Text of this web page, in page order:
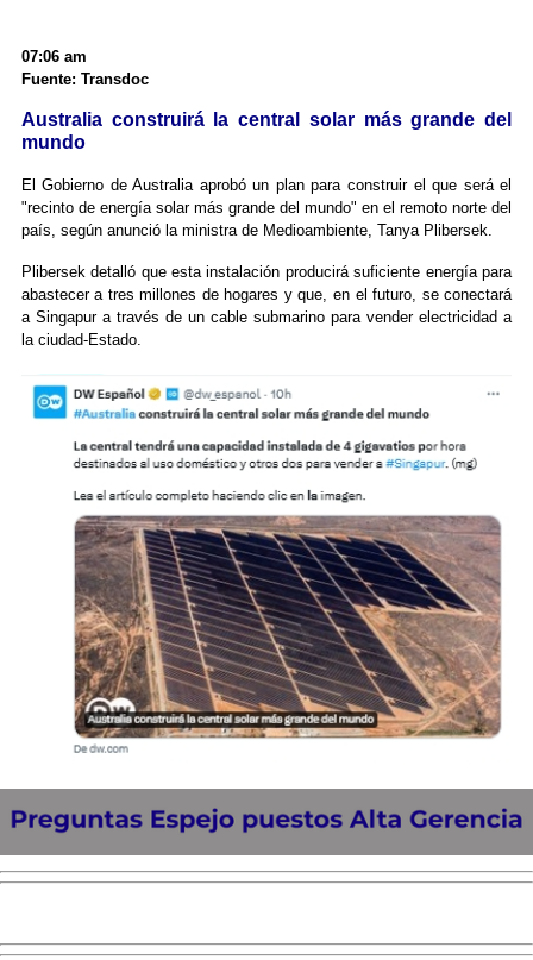
07:06 am
Fuente: Transdoc
Australia construirá la central solar más grande del
mundo
El Gobierno de Australia aprobó un plan para construir el que será el
"recinto de energía solar más grande del mundo" en el remoto norte del
país, según anunció la ministra de Medioambiente, Tanya Plibersek.
Plibersek detalló que esta instalación producirá suficiente energía para
abastecer a tres millones de hogares y que, en el futuro, se conectará
a Singapur a través de un cable submarino para vender electricidad a
la ciudad-Estado.